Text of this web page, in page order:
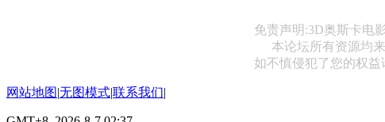
免责声明:3D奥斯卡电
本论坛所有资源均
如不慎侵犯了您的权益
网站地图|无图模式|联系我们|